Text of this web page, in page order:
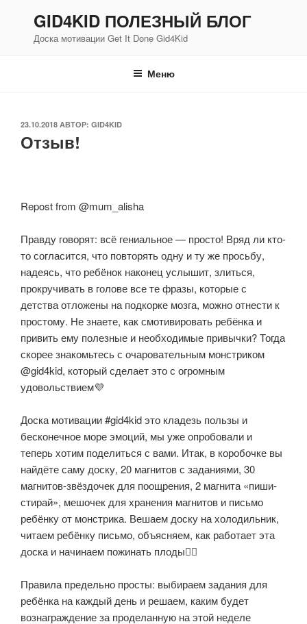
содержимому
GID4KID ПОЛЕЗНЫЙ БЛОГ
Доска мотивации Get It Done Gid4Kid
Меню
ОПУБЛИКОВАНО
23.10.2018 АВТОР: GID4KID
Отзыв!
Repost from @mum_alisha ⠀
Правду говорят: всё гениальное — просто! Вряд ли кто-
то согласится, что повторять одну и ту же просьбу,
надеясь, что ребёнок наконец услышит, злиться,
прокручивать в голове все те фразы, которые с
детства отложены на подкорке мозга, можно отнести к
простому. Не знаете, как смотивировать ребёнка и
привить ему полезные и необходимые привычки? Тогда
скорее знакомьтесь с очаровательным монстриком
@gid4kid, который сделает это с огромным
удовольствием💜
Доска мотивации #gid4kid это кладезь пользы и
бесконечное море эмоций, мы уже опробовали и
теперь хотим поделиться с вами. Итак, в коробочке вы
найдёте саму доску, 20 магнитов с заданиями, 30
магнитов-звёздочек для поощрения, 2 магнита «пиши-
стирай», мешочек для хранения магнитов и письмо
ребёнку от монстрика. Вешаем доску на холодильник,
читаем ребёнку письмо, объясняем, как работает эта
доска и начинаем пожинать плоды👌🏻
Правила предельно просты: выбираем задания для
ребёнка на каждый день и решаем, каким будет
вознаграждение за проделанную на этой неделе